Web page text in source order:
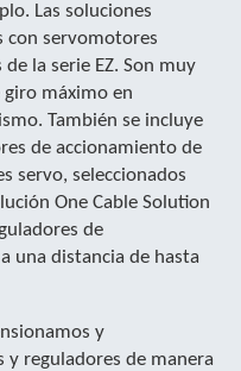
Las soluciones
con servomotores
la serie EZ. Son muy
máximo en
También se incluye
de accionamiento de
servo, seleccionados
One Cable Solution
de
una distancia de hasta
y
reguladores de manera